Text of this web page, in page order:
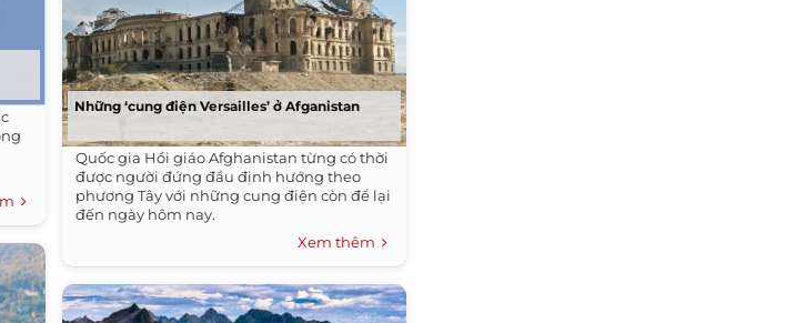
Những ‘cung điện Versailles’ ở Afganistan
Quốc gia Hồi giáo Afghanistan từng có thời
được người đứng đầu định hướng theo
phương Tây với những cung điện còn để lại
đến ngày hôm nay.
Xem thêm